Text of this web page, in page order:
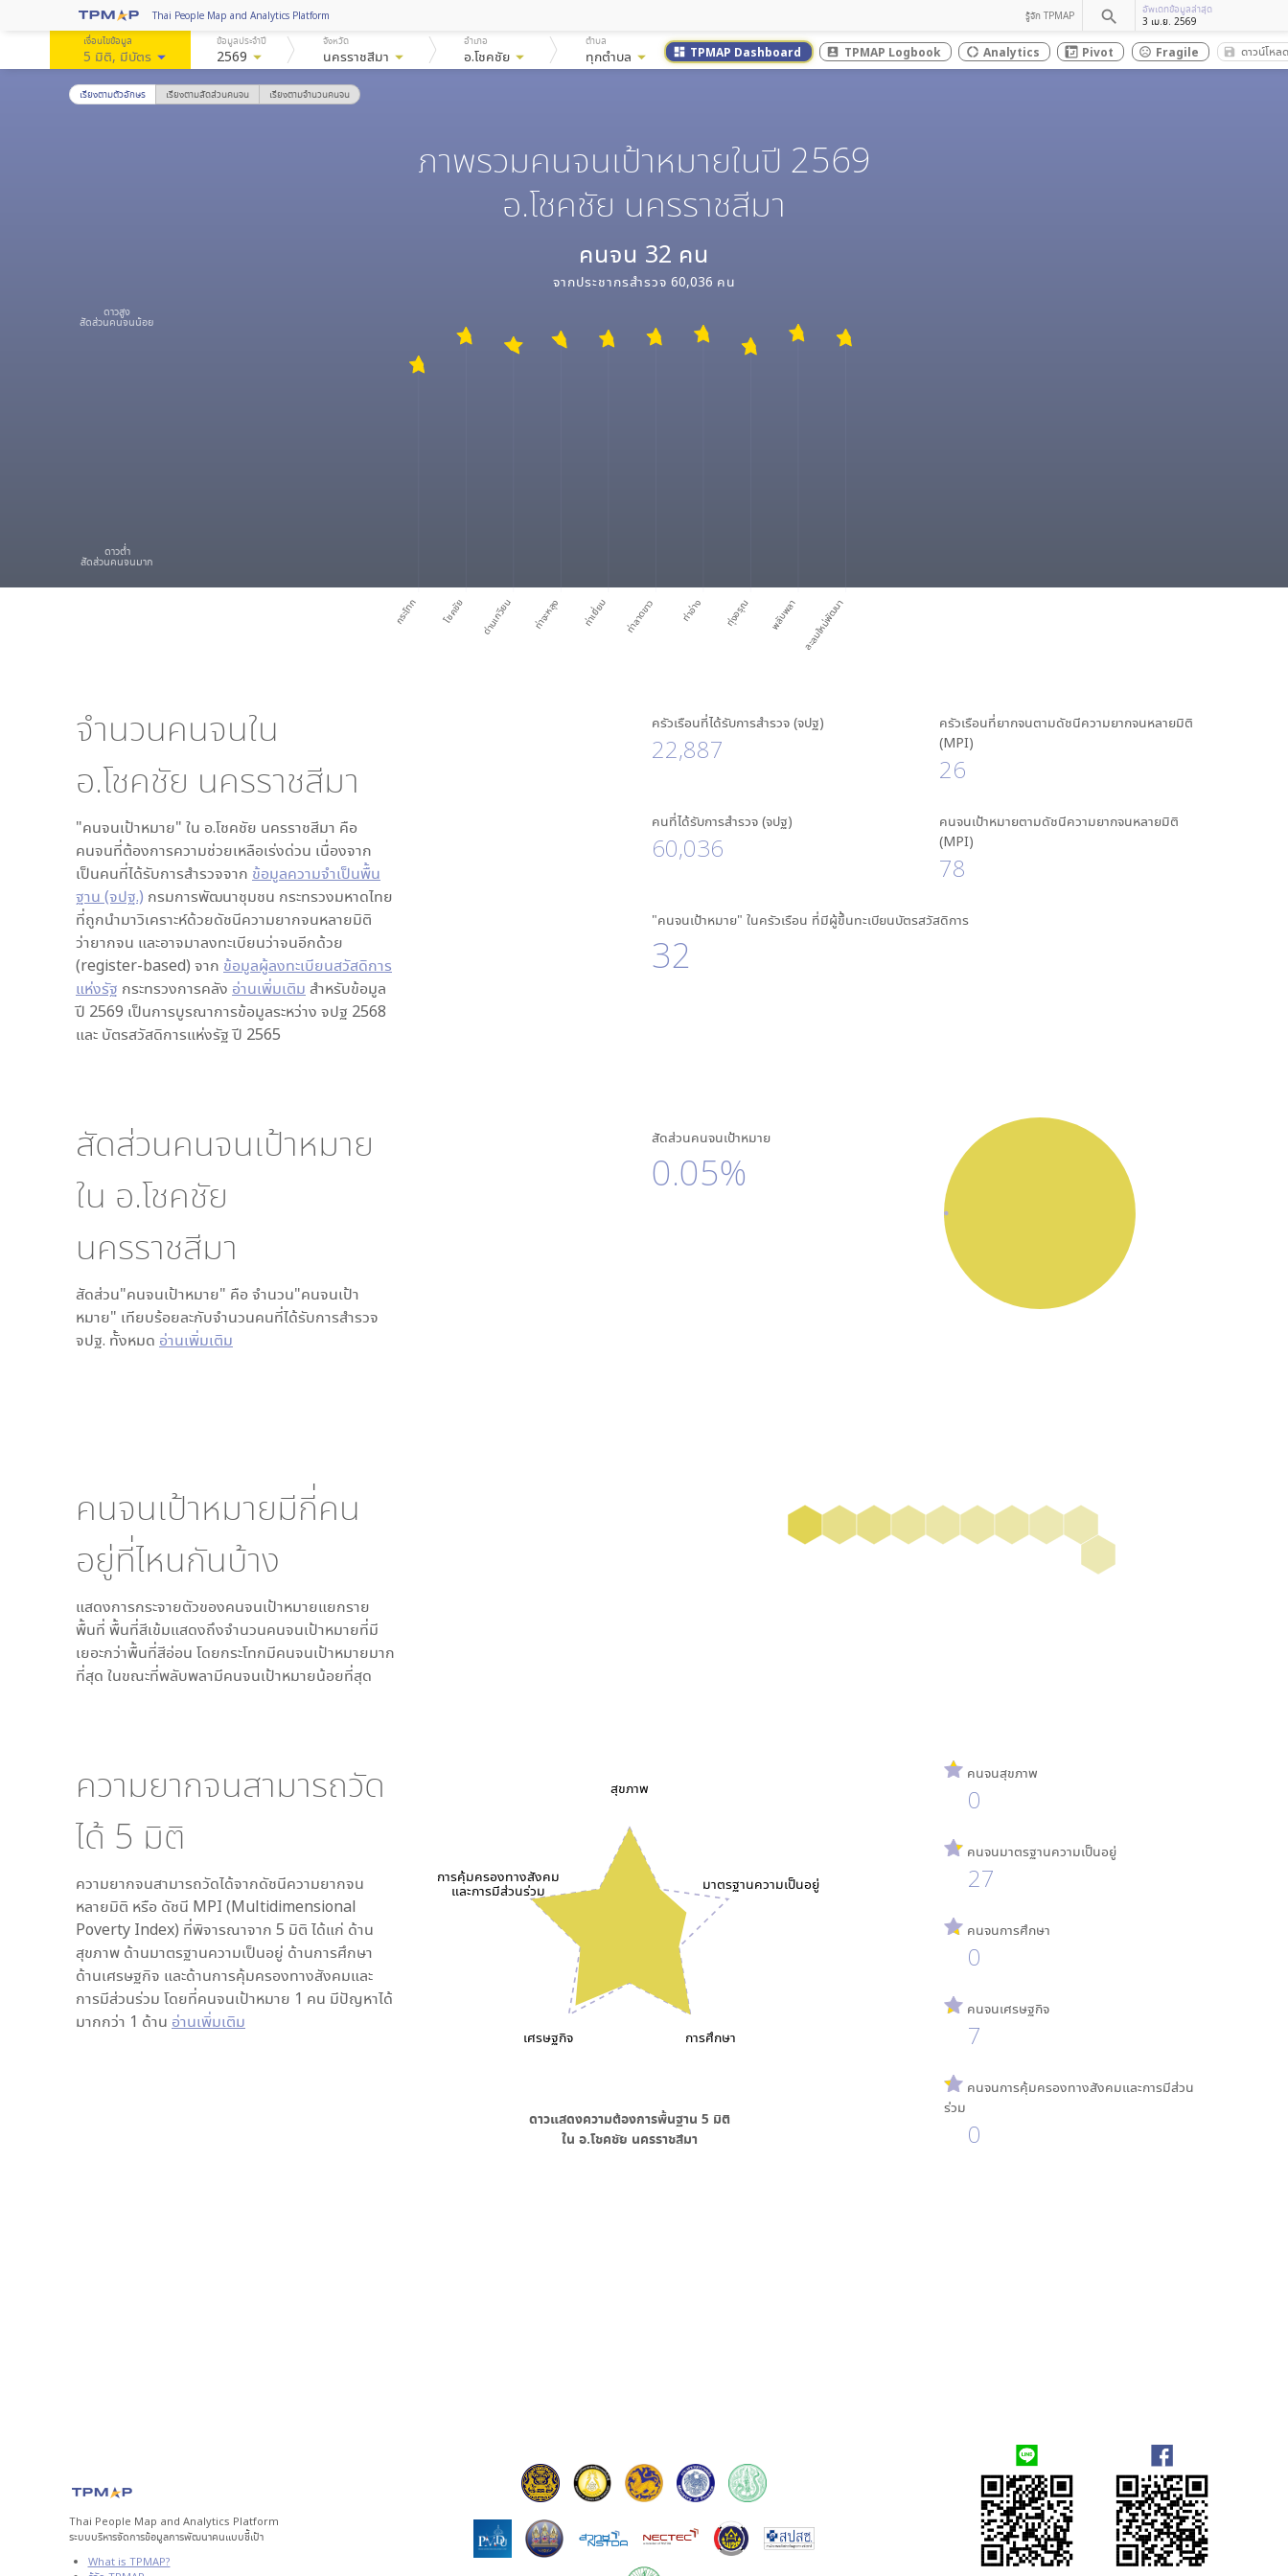
Thai People Map and Analytics Platform รู้จัก TPMAP search
อัพเดทข้อมูลล่าสุด
3 เม.ย. 2569
เงื่อนไขข้อมูล
5 มิติ, มีบัตรarrow_drop_down
ข้อมูลประจำปี
2569 arrow_drop_down
จังหวัด
นครราชสีมา arrow_drop_down
อำเภอ
อ.โชคชัย arrow_drop_down
ตำบล
ทุกตำบล arrow_drop_down dashboard TPMAP Dashboard account_box TPMAP Logbook donut_large Analytics Pivot sentiment_dissatisfied Fragile ดาวน์โหลด
เรียงตามตัวอักษร เรียงตามสัดส่วนคนจน เรียงตามจำนวนคนจน
ภาพรวมคนจนเป้าหมายในปี 2569
อ.โชคชัย นครราชสีมา
คนจน 32 คน
จากประชากรสำรวจ 60,036 คน
กระโทก โชคชัย ด่านเกวียน ท่าจะหลุง ท่าเยี่ยม ท่าลาดขาว ท่าอ่าง ทุ่งอรุณ พลับพลา ละลมใหม่พัฒนา
ดาวสูง
สัดส่วนคนจนน้อย
ดาวต่ำ
สัดส่วนคนจนมาก
จำนวนคนจนใน
อ.โชคชัย นครราชสีมา
"คนจนเป้าหมาย" ใน อ.โชคชัย นครราชสีมา คือ
คนจนที่ต้องการความช่วยเหลือเร่งด่วน เนื่องจาก
เป็นคนที่ได้รับการสำรวจจาก ข้อมูลความจำเป็นพื้น
ฐาน (จปฐ.) กรมการพัฒนาชุมชน กระทรวงมหาดไทย
ที่ถูกนำมาวิเคราะห์ด้วยดัชนีความยากจนหลายมิติ
ว่ายากจน และอาจมาลงทะเบียนว่าจนอีกด้วย
(register-based) จาก ข้อมูลผู้ลงทะเบียนสวัสดิการ
แห่งรัฐ กระทรวงการคลัง อ่านเพิ่มเติม สำหรับข้อมูล
ปี 2569 เป็นการบูรณาการข้อมูลระหว่าง จปฐ 2568
และ บัตรสวัสดิการแห่งรัฐ ปี 2565
ครัวเรือนที่ได้รับการสำรวจ (จปฐ)
22,887
ครัวเรือนที่ยากจนตามดัชนีความยากจนหลายมิติ
(MPI)
26
คนที่ได้รับการสำรวจ (จปฐ)
60,036
คนจนเป้าหมายตามดัชนีความยากจนหลายมิติ
(MPI)
78
"คนจนเป้าหมาย" ในครัวเรือน ที่มีผู้ขึ้นทะเบียนบัตรสวัสดิการ
32
สัดส่วนคนจนเป้าหมาย
ใน อ.โชคชัย
นครราชสีมา
สัดส่วน"คนจนเป้าหมาย" คือ จำนวน"คนจนเป้า
หมาย" เทียบร้อยละกับจำนวนคนที่ได้รับการสำรวจ
จปฐ. ทั้งหมด อ่านเพิ่มเติม
สัดส่วนคนจนเป้าหมาย
0.05%
คนจนเป้าหมายมีกี่คน
อยู่ที่ไหนกันบ้าง
แสดงการกระจายตัวของคนจนเป้าหมายแยกราย
พื้นที่ พื้นที่สีเข้มแสดงถึงจำนวนคนจนเป้าหมายที่มี
เยอะกว่าพื้นที่สีอ่อน โดยกระโทกมีคนจนเป้าหมายมาก
ที่สุด ในขณะที่พลับพลามีคนจนเป้าหมายน้อยที่สุด
ความยากจนสามารถวัด
ได้ 5 มิติ
ความยากจนสามารถวัดได้จากดัชนีความยากจน
หลายมิติ หรือ ดัชนี MPI (Multidimensional
Poverty Index) ที่พิจารณาจาก 5 มิติ ได้แก่ ด้าน
สุขภาพ ด้านมาตรฐานความเป็นอยู่ ด้านการศึกษา
ด้านเศรษฐกิจ และด้านการคุ้มครองทางสังคมและ
การมีส่วนร่วม โดยที่คนจนเป้าหมาย 1 คน มีปัญหาได้
มากกว่า 1 ด้าน อ่านเพิ่มเติม
สุขภาพ
มาตรฐานความเป็นอยู่
การศึกษา
เศรษฐกิจ
การคุ้มครองทางสังคม
และการมีส่วนร่วม
ดาวแสดงความต้องการพื้นฐาน 5 มิติ
ใน อ.โชคชัย นครราชสีมา
คนจนสุขภาพ
0
คนจนมาตรฐานความเป็นอยู่
27
คนจนการศึกษา
0
คนจนเศรษฐกิจ
7
คนจนการคุ้มครองทางสังคมและการมีส่วน
ร่วม
0
Thai People Map and Analytics Platform
ระบบบริหารจัดการข้อมูลการพัฒนาคนแบบชี้เป้า
What is TPMAP?